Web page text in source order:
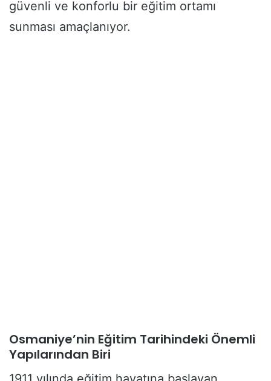
güvenli ve konforlu bir eğitim ortamı
sunması amaçlanıyor.
Osmaniye’nin Eğitim Tarihindeki Önemli
Yapılarından Biri